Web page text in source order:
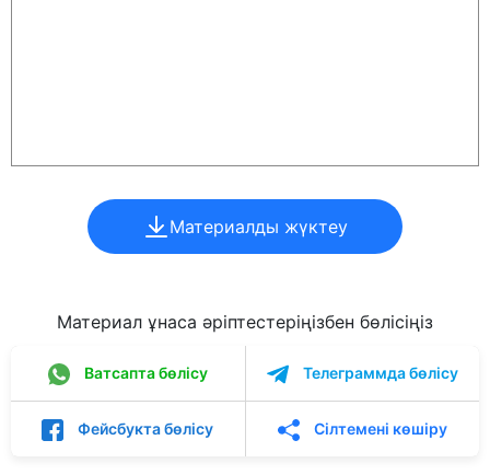
Материалды жүктеу
Материал ұнаса әріптестеріңізбен бөлісіңіз
Ватсапта бөлісу Телеграммда бөлісу
Фейсбукта бөлісу Сілтемені көшіру